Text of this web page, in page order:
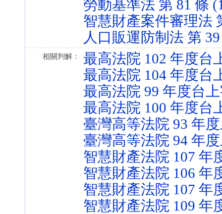
勞動基準法 第 81 條
智慧財產案件審理法
人口販運防制法 第
相關判解：
最高法院 102 年度台
最高法院 104 年度台
最高法院 99 年度台
最高法院 100 年度台
臺灣高等法院 93 年
臺灣高等法院 94 年
智慧財產法院 107 年
智慧財產法院 106 年
智慧財產法院 107 年
智慧財產法院 109 年